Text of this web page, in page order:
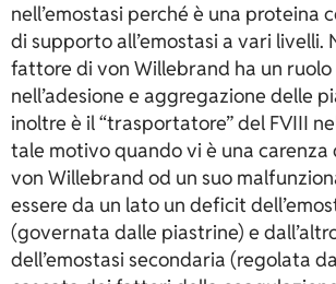
nell’emostasi perché è una proteina
di supporto all’emostasi a vari livelli.
fattore di von Willebrand ha un ruolo
nell’adesione e aggregazione delle
inoltre è il “trasportatore” del FVIII
tale motivo quando vi è una
von Willebrand od un suo
essere da un lato un deficit
(governata dalle piastrine) e
dell’emostasi secondaria (regolata